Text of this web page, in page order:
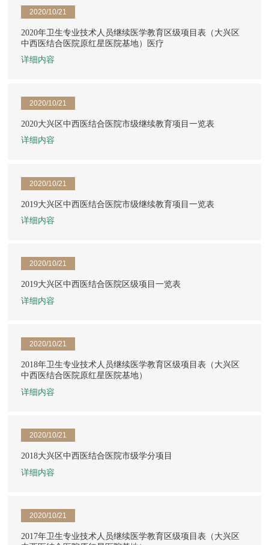
2020/10/21
2020年卫生专业技术人员继续医学教育区级项目表（大兴区
中西医结合医院原红星医院基地）医疗
详细内容
2020/10/21
2020大兴区中西医结合医院市级继续教育项目一览表
详细内容
2020/10/21
2019大兴区中西医结合医院市级继续教育项目一览表
详细内容
2020/10/21
2019大兴区中西医结合医院区级项目一览表
详细内容
2020/10/21
2018年卫生专业技术人员继续医学教育区级项目表（大兴区
中西医结合医院原红星医院基地）
详细内容
2020/10/21
2018大兴区中西医结合医院市级学分项目
详细内容
2020/10/21
2017年卫生专业技术人员继续医学教育区级项目表（大兴区